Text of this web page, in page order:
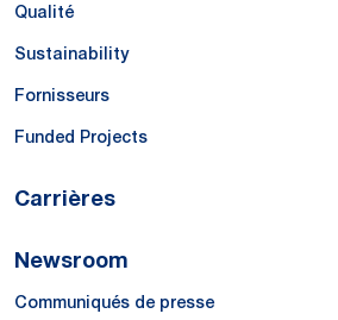
Qualité
Sustainability
Fornisseurs
Funded Projects
Carrières
Newsroom
Communiqués de presse